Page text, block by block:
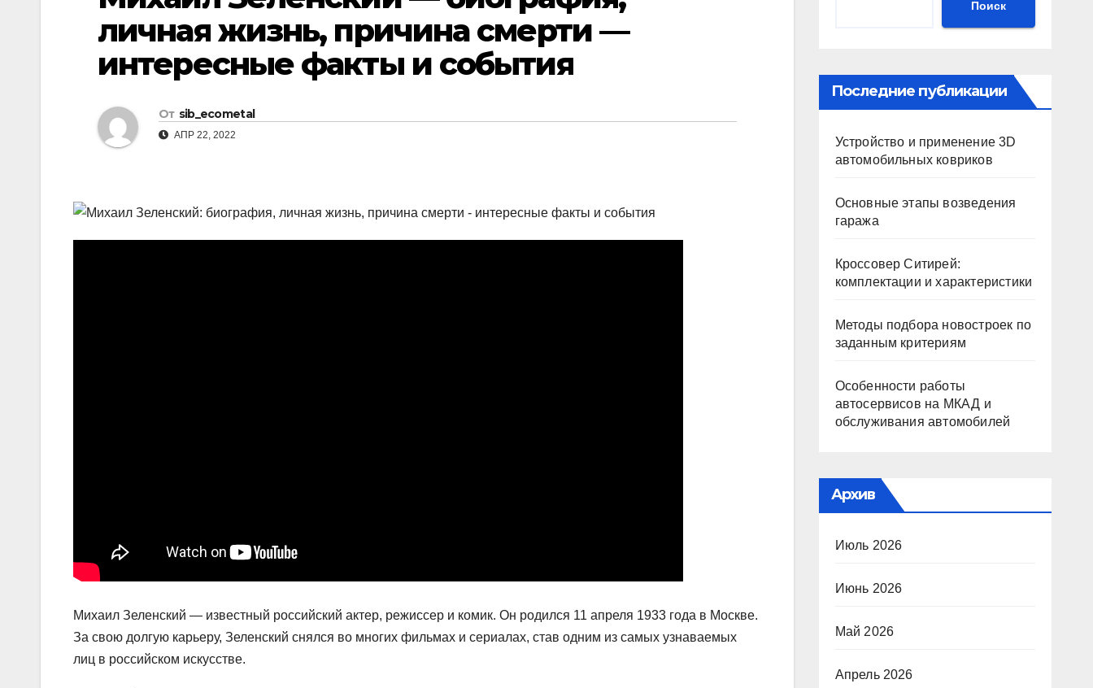
личная жизнь, причина смерти —
интересные факты и события
От sib_ecometal
АПР 22, 2022
Михаил Зеленский — известный российский актер, режиссер и комик. Он родился 11 апреля 1933 года в Москве.
За свою долгую карьеру, Зеленский снялся во многих фильмах и сериалах, став одним из самых узнаваемых
лиц в российском искусстве.
Поиск
Последние публикации
Устройство и применение 3D
автомобильных ковриков
Основные этапы возведения
гаража
Кроссовер Ситирей:
комплектации и характеристики
Методы подбора новостроек по
заданным критериям
Особенности работы
автосервисов на МКАД и
обслуживания автомобилей
Архив
Июль 2026
Июнь 2026
Май 2026
Апрель 2026